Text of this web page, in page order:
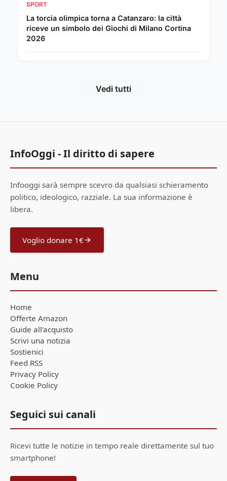
SPORT
La torcia olimpica torna a Catanzaro: la città
riceve un simbolo dei Giochi di Milano Cortina
2026
Vedi tutti
InfoOggi - Il diritto di sapere
Infooggi sarà sempre scevro da qualsiasi schieramento
politico, ideologico, razziale. La sua informazione è
libera.
Voglio donare 1€
Menu
Home
Offerte Amazon
Guide all'acquisto
Scrivi una notizia
Sostienici
Feed RSS
Privacy Policy
Cookie Policy
Seguici sui canali
Ricevi tutte le notizie in tempo reale direttamente sul tuo
smartphone!